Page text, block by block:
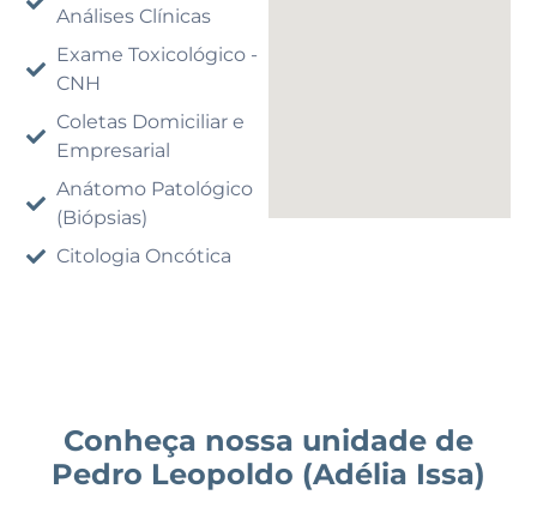
Análises Clínicas
Exame Toxicológico -
CNH
Coletas Domiciliar e
Empresarial
Anátomo Patológico
(Biópsias)
Citologia Oncótica
Conheça nossa unidade de
Pedro Leopoldo (Adélia Issa)